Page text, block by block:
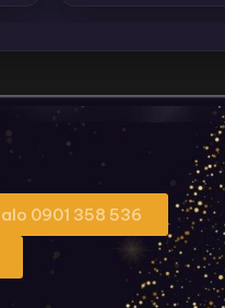
0901 358 536